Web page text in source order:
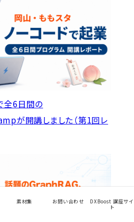
全6日間の
が開講しました（第1回レ
素材集 お問い合わせ
DXBoost 講座サイ
ト